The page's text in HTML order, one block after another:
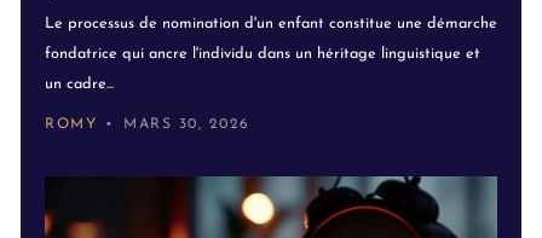
Le processus de nomination d'un enfant constitue une démarche
fondatrice qui ancre l'individu dans un héritage linguistique et
un cadre...
ROMY MARS 30, 2026